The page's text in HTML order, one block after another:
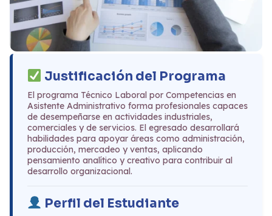
Justificación del Programa
El programa Técnico Laboral por Competencias en
Asistente Administrativo forma profesionales capaces
de desempeñarse en actividades industriales,
comerciales y de servicios. El egresado desarrollará
habilidades para apoyar áreas como administración,
producción, mercadeo y ventas, aplicando
pensamiento analítico y creativo para contribuir al
desarrollo organizacional.
Perfil del Estudiante